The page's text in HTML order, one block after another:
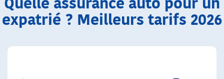
Quelle assurance auto pour un
expatrié ? Meilleurs tarifs 2026